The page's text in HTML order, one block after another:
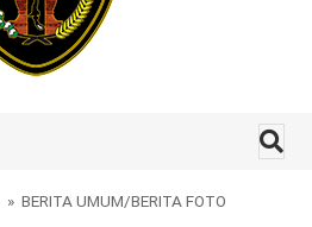
» BERITA UMUM/BERITA FOTO